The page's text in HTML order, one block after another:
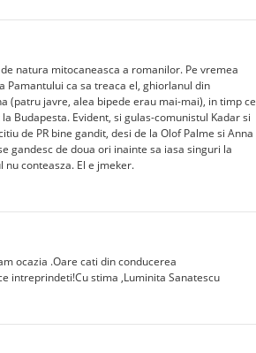
natura mitocaneasca a romanilor. Pe vremea
Pamantului ca sa treaca el, ghiorlanul din
(patru javre, alea bipede erau mai-mai), in timp ce
Budapesta. Evident, si gulas-comunistul Kadar si
de PR bine gandit, desi de la Olof Palme si Anna
gandesc de doua ori inainte sa iasa singuri la
nu conteasza. El e jmeker.
ocazia .Oare cati din conducerea
intreprindeti!Cu stima ,Luminita Sanatescu